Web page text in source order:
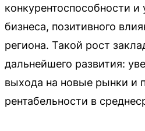
конкурентоспособности и
бизнеса, позитивного
региона. Такой рост
дальнейшего развития:
выхода на новые рынки и
рентабельности в